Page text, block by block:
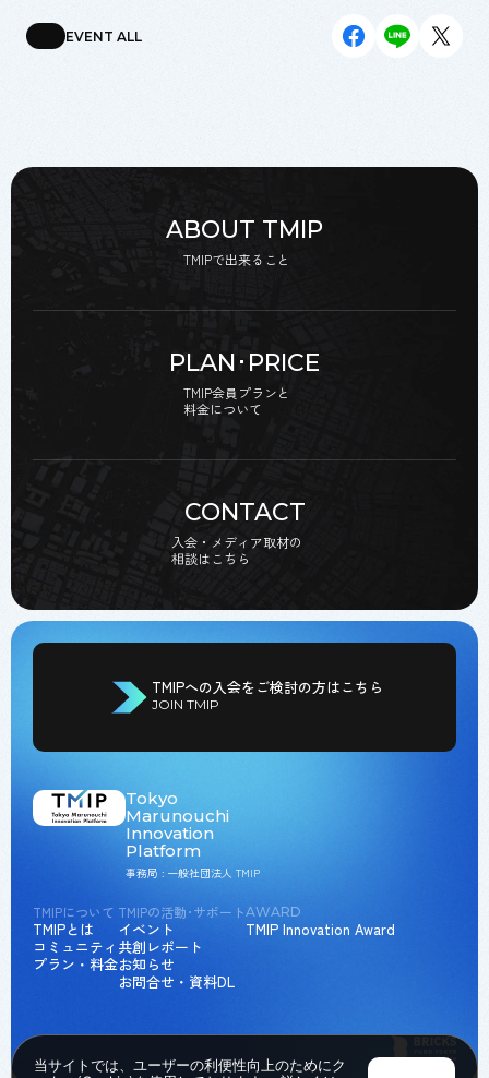
EVENT ALL
ABOUT TMIP
TMIPで出来ること
PLAN･PRICE
TMIP会員プランと
料金について
CONTACT
入会・メディア取材の
相談はこちら
TMIPへの入会をご検討の方はこちら
JOIN TMIP
Tokyo
Marunouchi
Innovation
Platform
事務局 : 一般社団法人 TMIP
TMIPについて
TMIPとは
コミュニティ
プラン・料金
TMIPの活動･サポート
イベント
共創レポート
お知らせ
お問合せ・資料DL
AWARD
TMIP Innovation Award
当サイトでは、ユーザーの利便性向上のためにク